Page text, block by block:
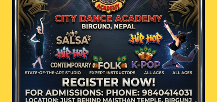
सम्बन्धित खबर